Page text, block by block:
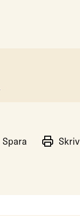
Spara